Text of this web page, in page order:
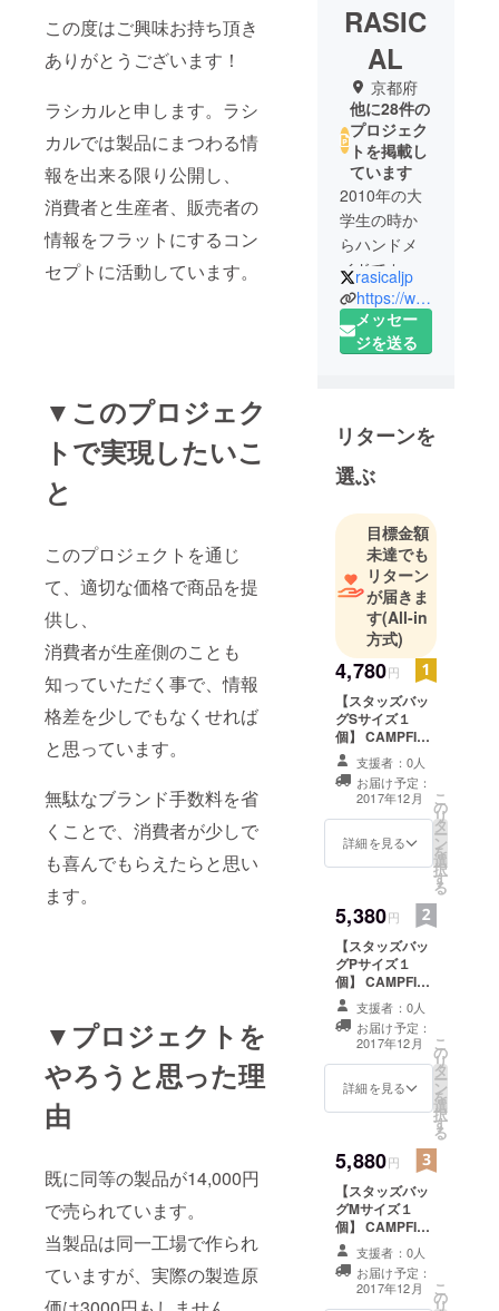
この度はご興味お持ち頂き
ありがとうございます！
ラシカルと申します。ラシ
カルでは製品にまつわる情
報を出来る限り公開し、
消費者と生産者、販売者の
情報をフラットにするコン
セプトに活動しています。
▼このプロジェク
トで実現したいこ
と
このプロジェクトを通じ
て、適切な価格で商品を提
供し、
消費者が生産側のことも
知っていただく事で、情報
格差を少しでもなくせれば
と思っています。
無駄なブランド手数料を省
くことで、消費者が少しで
も喜んでもらえたらと思い
ます。
▼プロジェクトを
やろうと思った理
由
既に同等の製品が14,000円
で売られています。
当製品は同一工場で作られ
ていますが、実際の製造原
RASIC
AL
京都府
他に28件の
プロジェク
トを掲載し
ています
2010年の大
学生の時か
らハンドメ
イドでカー
用品を作っ
て販売して
おりまし
ラッピング
フィルムブ
ランド
「HAPPYKR
EUZ」を立
ち上げまし
た。 この事
業がきっか
けで何度も
中国に通う
ことにな
り、2014年
にはそのブ
ランドが車
業界では有
名になりま
年にはブラ
売却しまし
た。今では
オートバッ
クス等多数
の大手カー
用品店で販
売されてい
の2017年か
移住しまし
て、現在は
ワクワクす
るような新
製品開発を
行い、それ
らの販売を
rasicaljp
https://www.rasical.com
メッセー
ジを送る
リターンを
選ぶ
目標金額
未達でも
リターン
が届きま
す(All-in
方式)
4,780円
【スタッズバッ
グSサイズ１
個】 CAMPFIRE
限定超早割プラ
ン！！ 34種類の
Sサイズからご
希望のカラーを
お選びいただけ
ます！
支援者：0人
お届け予定：
2017年12月
詳細を見る
こ
の
リ
タ
ー
ン
を
選
択
す
る
5,380円
【スタッズバッ
グPサイズ１
個】 CAMPFIRE
限定超早割プラ
ン！！ 22種類の
Pサイズからご
希望のカラーを
お選びいただけ
ます！
支援者：0人
お届け予定：
2017年12月
詳細を見る
こ
の
リ
タ
ー
ン
を
選
択
す
る
5,880円
【スタッズバッ
グMサイズ１
個】 CAMPFIRE
限定超早割プラ
ン！！ 23種類の
Mサイズからご
希望のカラーを
支援者：0人
お届け予定：
2017年12月
こ
の
リ